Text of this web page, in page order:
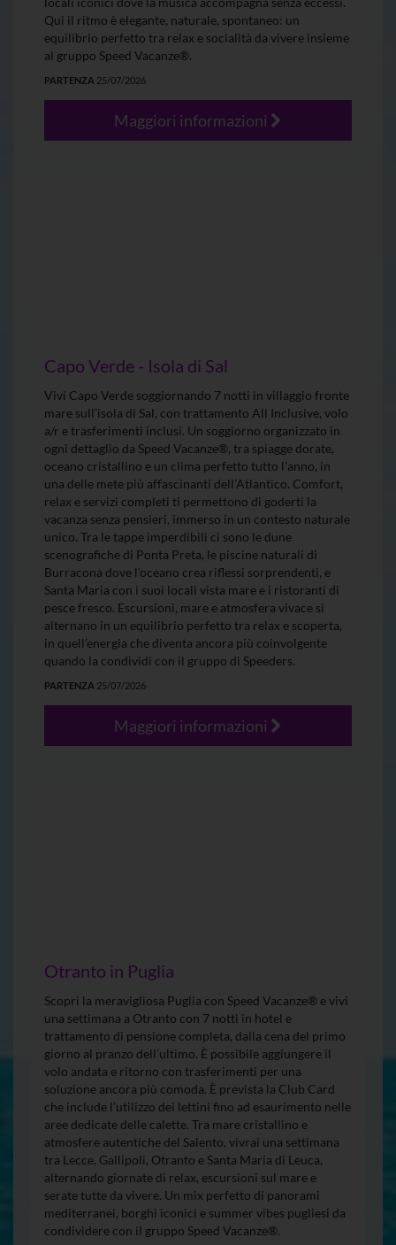
Qui il ritmo è elegante, naturale, spontaneo: un
equilibrio perfetto tra relax e socialità da vivere insieme
al gruppo Speed Vacanze®.
PARTENZA 25/07/2026
Maggiori informazioni
Capo Verde - Isola di Sal
Vivi Capo Verde soggiornando 7 notti in villaggio fronte
mare sull’isola di Sal, con trattamento All Inclusive, volo
a/r e trasferimenti inclusi. Un soggiorno organizzato in
ogni dettaglio da Speed Vacanze®, tra spiagge dorate,
oceano cristallino e un clima perfetto tutto l’anno, in
una delle mete più affascinanti dell’Atlantico. Comfort,
relax e servizi completi ti permettono di goderti la
vacanza senza pensieri, immerso in un contesto naturale
unico. Tra le tappe imperdibili ci sono le dune
scenografiche di Ponta Preta, le piscine naturali di
Burracona dove l’oceano crea riflessi sorprendenti, e
Santa Maria con i suoi locali vista mare e i ristoranti di
pesce fresco. Escursioni, mare e atmosfera vivace si
alternano in un equilibrio perfetto tra relax e scoperta,
in quell’energia che diventa ancora più coinvolgente
quando la condividi con il gruppo di Speeders.
PARTENZA 25/07/2026
Maggiori informazioni
Otranto in Puglia
Scopri la meravigliosa Puglia con Speed Vacanze® e vivi
una settimana a Otranto con 7 notti in hotel e
trattamento di pensione completa, dalla cena del primo
giorno al pranzo dell’ultimo. È possibile aggiungere il
volo andata e ritorno con trasferimenti per una
soluzione ancora più comoda. È prevista la Club Card
che include l’utilizzo dei lettini fino ad esaurimento nelle
aree dedicate delle calette. Tra mare cristallino e
atmosfere autentiche del Salento, vivrai una settimana
tra Lecce, Gallipoli, Otranto e Santa Maria di Leuca,
alternando giornate di relax, escursioni sul mare e
serate tutte da vivere. Un mix perfetto di panorami
mediterranei, borghi iconici e summer vibes pugliesi da
condividere con il gruppo Speed Vacanze®.